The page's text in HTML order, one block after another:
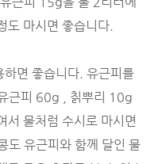
도 마시면 좋습니다.
면 좋습니다. 유근피를
근피 60g , 칡뿌리 10g
서 물처럼 수시로 마시면
도 유근피와 함께 달인 물